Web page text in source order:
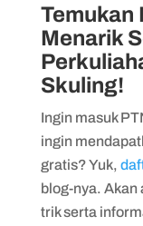
Temukan
Menarik
Skuling!
Ingin masuk
ingin
gratis? Yuk,
blog-nya. Akan
trik serta